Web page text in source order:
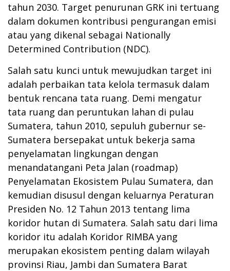
tahun 2030. Target penurunan GRK ini tertuang
dalam dokumen kontribusi pengurangan emisi
atau yang dikenal sebagai Nationally
Determined Contribution (NDC).
Salah satu kunci untuk mewujudkan target ini
adalah perbaikan tata kelola termasuk dalam
bentuk rencana tata ruang. Demi mengatur
tata ruang dan peruntukan lahan di pulau
Sumatera, tahun 2010, sepuluh gubernur se-
Sumatera bersepakat untuk bekerja sama
penyelamatan lingkungan dengan
menandatangani Peta Jalan (roadmap)
Penyelamatan Ekosistem Pulau Sumatera, dan
kemudian disusul dengan keluarnya Peraturan
Presiden No. 12 Tahun 2013 tentang lima
koridor hutan di Sumatera. Salah satu dari lima
koridor itu adalah Koridor RIMBA yang
merupakan ekosistem penting dalam wilayah
provinsi Riau, Jambi dan Sumatera Barat